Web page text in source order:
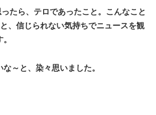
たら、テロであったこと。こんなこと
、信じられない気持ちでニュースを観
～と、染々思いました。